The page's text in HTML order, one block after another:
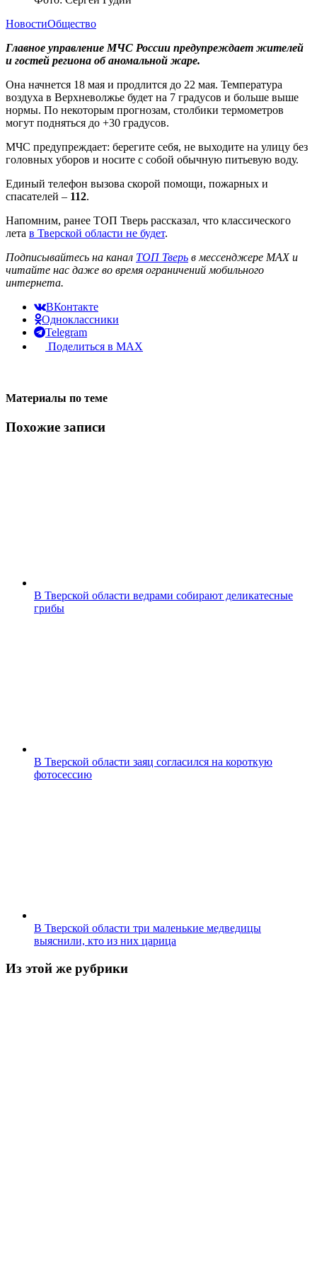
НовостиОбщество
Главное управление МЧС России предупреждает жителей
и гостей региона об аномальной жаре.
Она начнется 18 мая и продлится до 22 мая. Температура
воздуха в Верхневолжье будет на 7 градусов и больше выше
нормы. По некоторым прогнозам, столбики термометров
могут подняться до +30 градусов.
МЧС предупреждает: берегите себя, не выходите на улицу без
головных уборов и носите с собой обычную питьевую воду.
Единый телефон вызова скорой помощи, пожарных и
спасателей – 112.
Напомним, ранее ТОП Тверь рассказал, что классического
лета в Тверской области не будет.
Подписывайтесь на канал ТОП Тверь в мессенджере MAX и
читайте нас даже во время ограничений мобильного
интернета.
ВКонтакте
Одноклассники
Telegram
Поделиться в MAX
Материалы по теме
Похожие записи
В Тверской области ведрами собирают деликатесные
грибы
В Тверской области заяц согласился на короткую
фотосессию
В Тверской области три маленькие медведицы
выяснили, кто из них царица
Из этой же рубрики